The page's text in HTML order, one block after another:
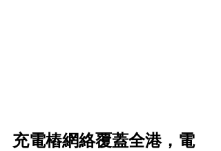
充電樁網絡覆蓋全港，電